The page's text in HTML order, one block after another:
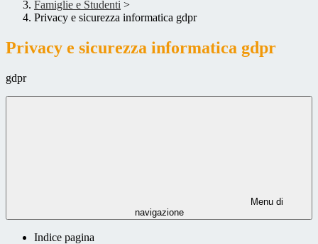
Famiglie e Studenti >
Privacy e sicurezza informatica gdpr
Privacy e sicurezza informatica gdpr
gdpr
Menu di
navigazione
Indice pagina